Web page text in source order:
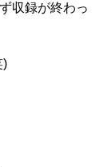
収録が終わっ
)